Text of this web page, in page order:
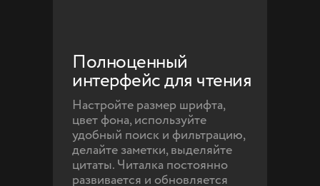
Полноценный
интерфейс для чтения
Настройте размер шрифта,
цвет фона, используйте
удобный поиск и фильтрацию,
делайте заметки, выделяйте
цитаты. Читалка постоянно
развивается и обновляется